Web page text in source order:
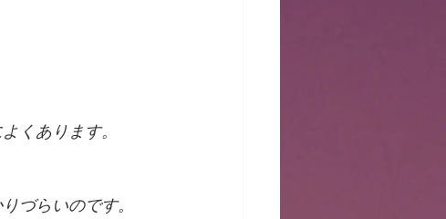
くあります。
づらいのです。